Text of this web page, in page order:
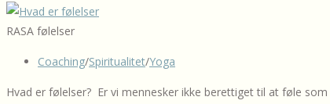
RASA følelser
Post
Coaching/Spiritualitet/Yoga
Hvad er følelser? Er vi mennesker ikke berettiget til at føle